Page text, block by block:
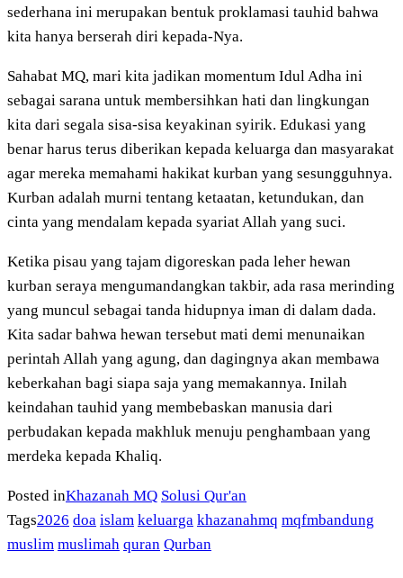
sederhana ini merupakan bentuk proklamasi tauhid bahwa
kita hanya berserah diri kepada-Nya.
Sahabat MQ, mari kita jadikan momentum Idul Adha ini
sebagai sarana untuk membersihkan hati dan lingkungan
kita dari segala sisa-sisa keyakinan syirik. Edukasi yang
benar harus terus diberikan kepada keluarga dan masyarakat
agar mereka memahami hakikat kurban yang sesungguhnya.
Kurban adalah murni tentang ketaatan, ketundukan, dan
cinta yang mendalam kepada syariat Allah yang suci.
Ketika pisau yang tajam digoreskan pada leher hewan
kurban seraya mengumandangkan takbir, ada rasa merinding
yang muncul sebagai tanda hidupnya iman di dalam dada.
Kita sadar bahwa hewan tersebut mati demi menunaikan
perintah Allah yang agung, dan dagingnya akan membawa
keberkahan bagi siapa saja yang memakannya. Inilah
keindahan tauhid yang membebaskan manusia dari
perbudakan kepada makhluk menuju penghambaan yang
merdeka kepada Khaliq.
Posted inKhazanah MQ Solusi Qur'an
Tags2026 doa islam keluarga khazanahmq mqfmbandung
muslim muslimah quran Qurban